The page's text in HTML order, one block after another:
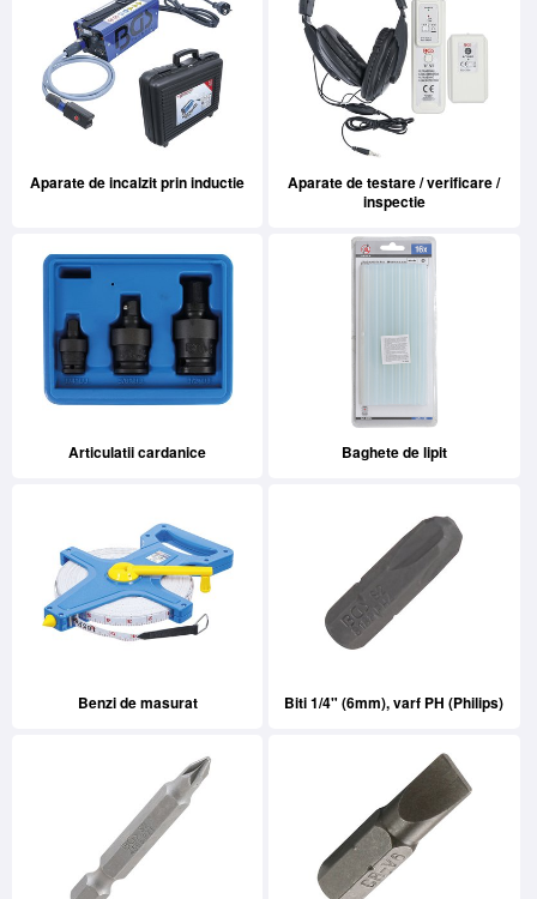
Aparate de incalzit prin inductie
Aparate de testare / verificare /
inspectie
Articulatii cardanice Baghete de lipit
Benzi de masurat Biti 1/4" (6mm), varf PH (Philips)